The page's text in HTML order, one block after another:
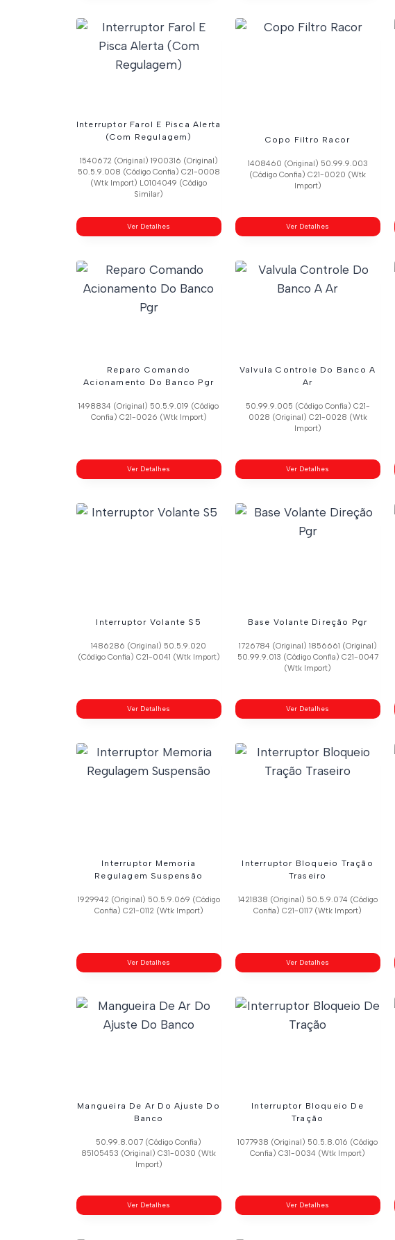
Interruptor Farol E Pisca Alerta
(Com Regulagem)
1540672 (Original) 1900316 (Original)
50.5.9.008 (Código Confia) C21-0008
(Wtk Import) L0104049 (Código
Similar)
Ver Detalhes
Copo Filtro Racor
1408460 (Original) 50.99.9.003
(Código Confia) C21-0020 (Wtk
Import)
Ver Detalhes
Reparo Comando
Acionamento Do Banco Pgr
1498834 (Original) 50.5.9.019 (Código
Confia) C21-0026 (Wtk Import)
Ver Detalhes
Valvula Controle Do Banco A
Ar
50.99.9.005 (Código Confia) C21-
0028 (Original) C21-0028 (Wtk
Import)
Ver Detalhes
Interruptor Volante S5
1486286 (Original) 50.5.9.020
(Código Confia) C21-0041 (Wtk Import)
Ver Detalhes
Base Volante Direção Pgr
1726784 (Original) 1856661 (Original)
50.99.9.013 (Código Confia) C21-0047
(Wtk Import)
Ver Detalhes
Interruptor Memoria
Regulagem Suspensão
1929942 (Original) 50.5.9.069 (Código
Confia) C21-0112 (Wtk Import)
Ver Detalhes
Interruptor Bloqueio Tração
Traseiro
1421838 (Original) 50.5.9.074 (Código
Confia) C21-0117 (Wtk Import)
Ver Detalhes
Mangueira De Ar Do Ajuste Do
Banco
50.99.8.007 (Código Confia)
85105453 (Original) C31-0030 (Wtk
Import)
Ver Detalhes
Interruptor Bloqueio De
Tração
1077938 (Original) 50.5.8.016 (Código
Confia) C31-0034 (Wtk Import)
Ver Detalhes